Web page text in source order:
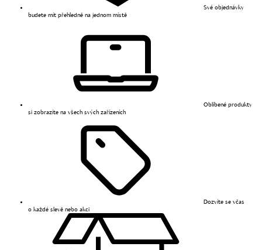
Své objednávky
budete mít přehledně na jednom místě
Oblíbené produkty
si zobrazíte na všech svých zařízeních
Dozvíte se včas
o každé slevě nebo akci